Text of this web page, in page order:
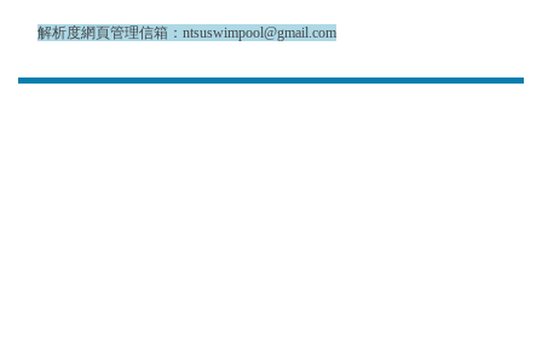
解析度網頁管理信箱：ntsuswimpool@gmail.com